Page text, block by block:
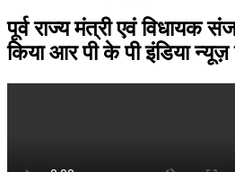
पूर्व राज्य मंत्री एवं विधायक
किया आर पी के पी इंडिया